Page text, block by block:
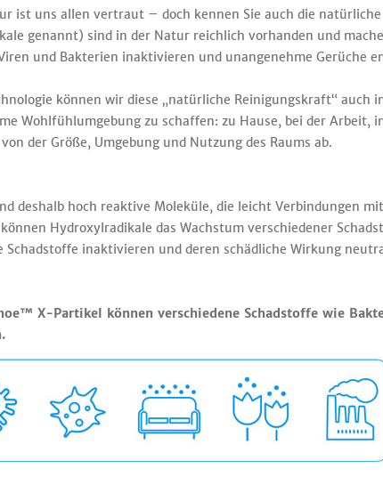
ist uns allen vertraut – doch kennen Sie auch die
genannt) sind in der Natur reichlich vorhanden und
und Bakterien inaktivieren und unangenehme Gerüche
können wir diese „natürliche Reinigungskraft“ auch
Wohlfühlumgebung zu schaffen: zu Hause, bei der
der Größe, Umgebung und Nutzung des Raums ab.
deshalb hoch reaktive Moleküle, die leicht Verbindungen
Hydroxylradikale das Wachstum verschiedener
Schadstoffe inaktivieren und deren schädliche Wirkung
X-Partikel können verschiedene Schadstoffe wie